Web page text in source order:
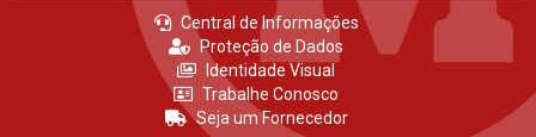
Central de Informações
Proteção de Dados
Identidade Visual
Trabalhe Conosco
Seja um Fornecedor